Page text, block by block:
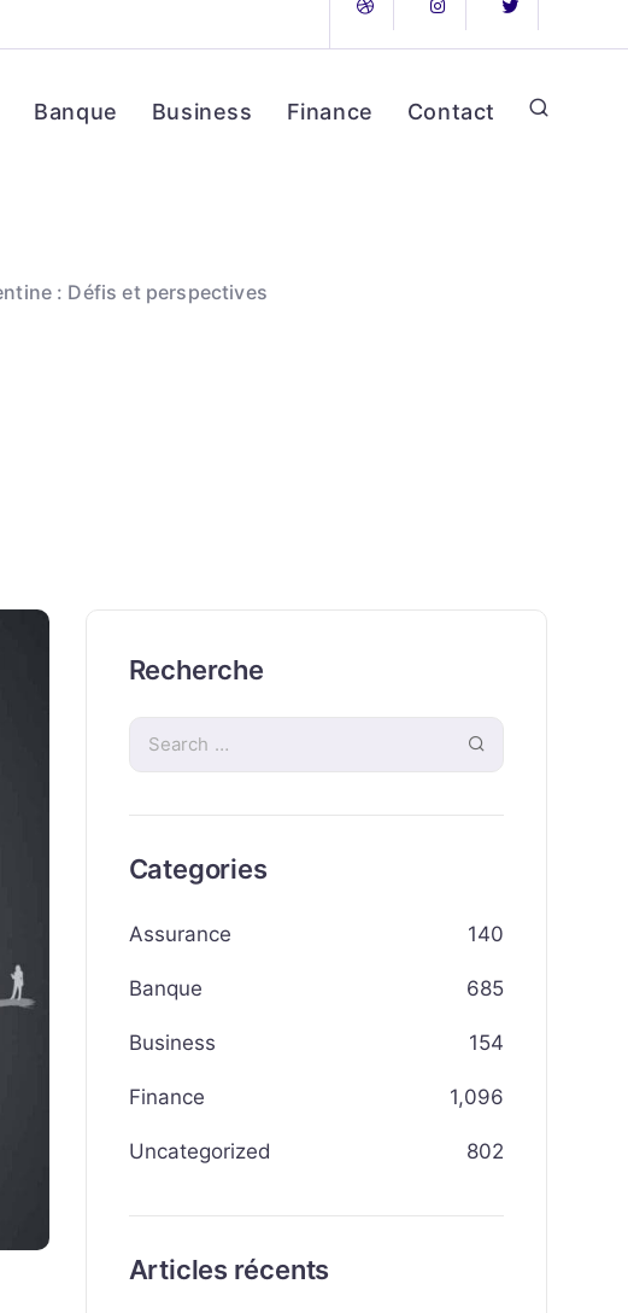
Banque Business Finance Contact
: Défis et perspectives
Recherche
Categories
Assurance 140
Banque 685
Business 154
Finance 1,096
Uncategorized 802
Articles récents